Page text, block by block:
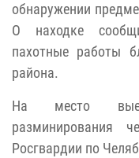
обнаружении
О находке
пахотные работы
района.
На место
разминирования
Росгвардии по